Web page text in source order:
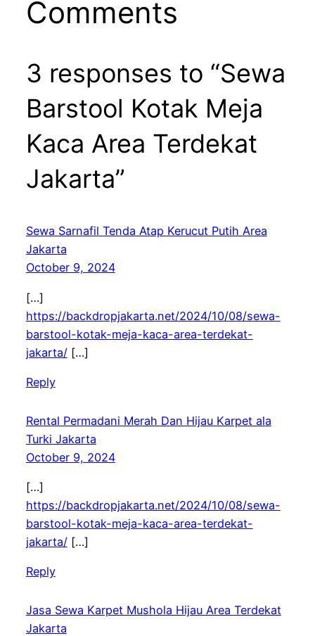
Comments
3 responses to “Sewa
Barstool Kotak Meja
Kaca Area Terdekat
Jakarta”
Sewa Sarnafil Tenda Atap Kerucut Putih Area
Jakarta
October 9, 2024
[…]
https://backdropjakarta.net/2024/10/08/sewa-
barstool-kotak-meja-kaca-area-terdekat-
jakarta/[…]
Reply
Rental Permadani Merah Dan Hijau Karpet ala
Turki Jakarta
October 9, 2024
[…]
https://backdropjakarta.net/2024/10/08/sewa-
barstool-kotak-meja-kaca-area-terdekat-
jakarta/[…]
Reply
Jasa Sewa Karpet Mushola Hijau Area Terdekat
Jakarta